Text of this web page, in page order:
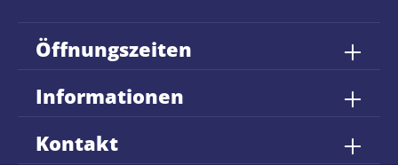
Öffnungszeiten
Kontakt
Informationen